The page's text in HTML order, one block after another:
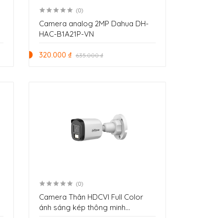
(0)
Camera analog 2MP Dahua DH-
HAC-B1A21P-VN
320.000 ₫ 635.000 ₫
(0)
Camera Thân HDCVI Full Color
ánh sáng kép thông minh